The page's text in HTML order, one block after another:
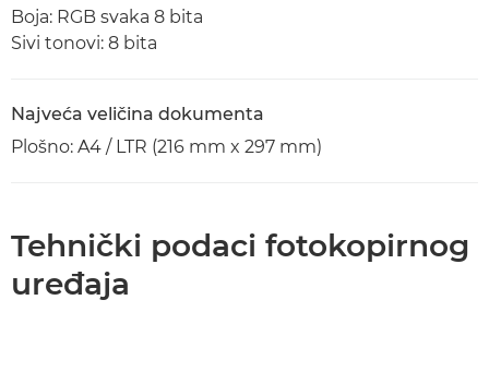
Boja: RGB svaka 8 bita
Sivi tonovi: 8 bita
Najveća veličina dokumenta
Plošno: A4 / LTR (216 mm x 297 mm)
Tehnički podaci fotokopirnog
uređaja